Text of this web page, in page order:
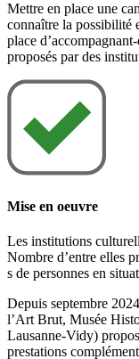
Mettre en place une
connaître la possibilité
place
proposés par des
Mise en oeuvre
Les institutions
Nombre d’entre elles
s de personnes en
Depuis septembre
l’Art Brut, Musée
Lausanne-Vidy)
prestations